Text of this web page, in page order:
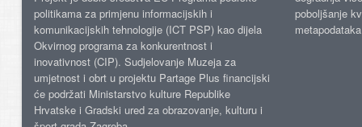
politikama za primjenu informacijskih i
komunikacijskih tehnologije (ICT PSP) kao dijela
Okvirnog programa za konkurentnost i
inovativnost (CIP). Sudjelovanje Muzeja za
umjetnost i obrt u projektu Partage Plus financijski
će podržati Ministarstvo kulture Republike
Hrvatske i Gradski ured za obrazovanje, kulturu i
poboljšanje